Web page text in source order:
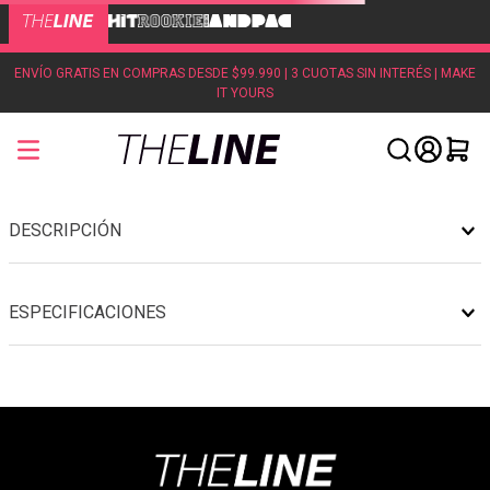
ENVÍO GRATIS EN COMPRAS DESDE $99.990 | 3 CUOTAS SIN INTERÉS | MAKE
IT YOURS
DESCRIPCIÓN
ESPECIFICACIONES